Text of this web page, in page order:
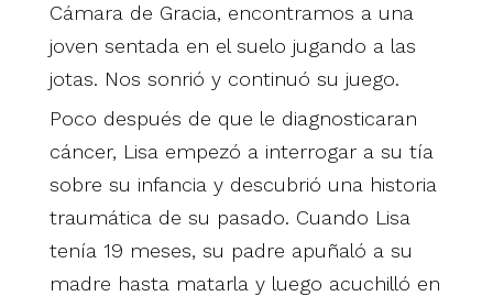
Cámara de Gracia, encontramos a una
joven sentada en el suelo jugando a las
jotas. Nos sonrió y continuó su juego.
Poco después de que le diagnosticaran
cáncer, Lisa empezó a interrogar a su tía
sobre su infancia y descubrió una historia
traumática de su pasado. Cuando Lisa
tenía 19 meses, su padre apuñaló a su
madre hasta matarla y luego acuchilló en